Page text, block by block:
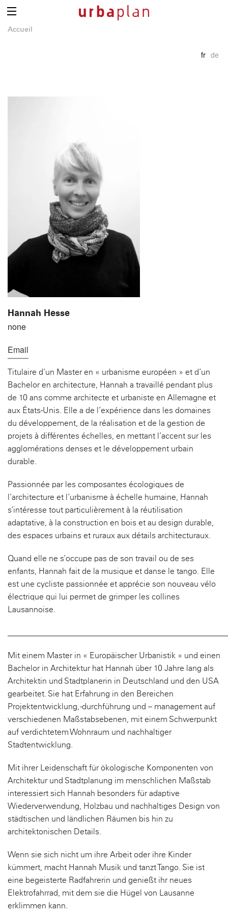
Accueil
fr de
Hannah Hesse
none
Email
Titulaire d’un Master en « urbanisme européen » et d’un
Bachelor en architecture, Hannah a travaillé pendant plus
de 10 ans comme architecte et urbaniste en Allemagne et
aux États-Unis. Elle a de l’expérience dans les domaines
du développement, de la réalisation et de la gestion de
projets à différentes échelles, en mettant l’accent sur les
agglomérations denses et le développement urbain
durable.
Passionnée par les composantes écologiques de
l’architecture et l’urbanisme à échelle humaine, Hannah
s’intéresse tout particulièrement à la réutilisation
adaptative, à la construction en bois et au design durable,
des espaces urbains et ruraux aux détails architecturaux.
Quand elle ne s’occupe pas de son travail ou de ses
enfants, Hannah fait de la musique et danse le tango. Elle
est une cycliste passionnée et apprécie son nouveau vélo
électrique qui lui permet de grimper les collines
Lausannoise.
Mit einem Master in « Europäischer Urbanistik » und einen
Bachelor in Architektur hat Hannah über 10 Jahre lang als
Architektin und Stadtplanerin in Deutschland und den USA
gearbeitet. Sie hat Erfahrung in den Bereichen
Projektentwicklung, -durchführung und – management auf
verschiedenen Maßstabsebenen, mit einem Schwerpunkt
auf verdichtetem Wohnraum und nachhaltiger
Stadtentwicklung.
Mit ihrer Leidenschaft für ökologische Komponenten von
Architektur und Stadtplanung im menschlichen Maßstab
interessiert sich Hannah besonders für adaptive
Wiederverwendung, Holzbau und nachhaltiges Design von
städtischen und ländlichen Räumen bis hin zu
architektonischen Details.
Wenn sie sich nicht um ihre Arbeit oder ihre Kinder
kümmert, macht Hannah Musik und tanzt Tango. Sie ist
eine begeisterte Radfahrerin und genießt ihr neues
Elektrofahrrad, mit dem sie die Hügel von Lausanne
erklimmen kann.